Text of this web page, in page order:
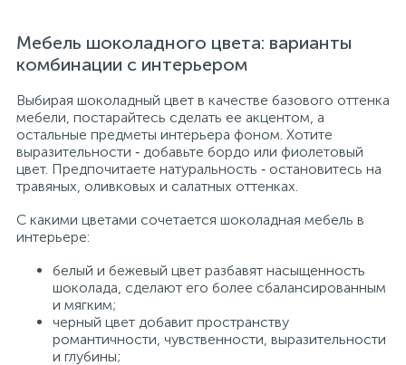
Мебель шоколадного цвета: варианты
комбинации с интерьером
Выбирая шоколадный цвет в качестве базового оттенка
мебели, постарайтесь сделать ее акцентом, а
остальные предметы интерьера фоном. Хотите
выразительности ‑ добавьте бордо или фиолетовый
цвет. Предпочитаете натуральность ‑ остановитесь на
травяных, оливковых и салатных оттенках.
С какими цветами сочетается шоколадная мебель в
интерьере:
белый и бежевый цвет разбавят насыщенность
шоколада, сделают его более сбалансированным
и мягким;
черный цвет добавит пространству
романтичности, чувственности, выразительности
и глубины;